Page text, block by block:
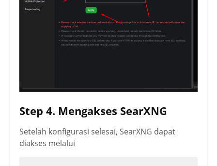
Step 4. Mengakses SearXNG
Setelah konfigurasi selesai, SearXNG dapat
diakses melalui